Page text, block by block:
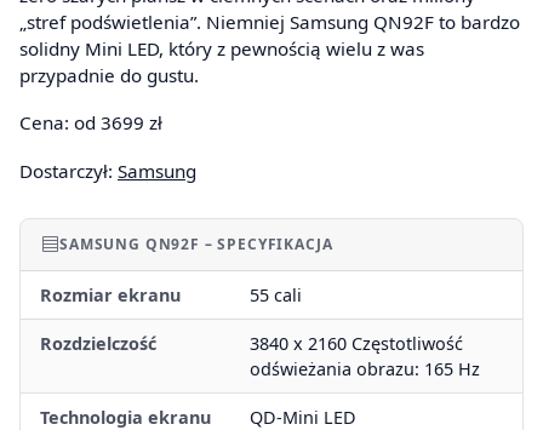
„stref podświetlenia”. Niemniej Samsung QN92F to bardzo
solidny Mini LED, który z pewnością wielu z was
przypadnie do gustu.
Cena: od 3699 zł
Dostarczył: Samsung
SAMSUNG QN92F – SPECYFIKACJA
Rozmiar ekranu 55 cali
Rozdzielczość
3840 x 2160 Częstotliwość
odświeżania obrazu: 165 Hz
Technologia ekranu QD-Mini LED